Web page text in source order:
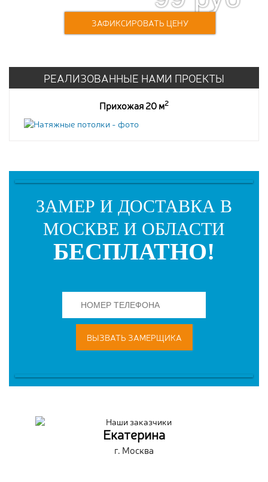
ЗАФИКСИРОВАТЬ ЦЕНУ
РЕАЛИЗОВАННЫЕ НАМИ ПРОЕКТЫ
Прихожая 20 м2
ЗАМЕР И ДОСТАВКА В
МОСКВЕ И ОБЛАСТИ
БЕСПЛАТНО!
ВЫЗВАТЬ ЗАМЕРЩИКА
Екатерина
г. Москва